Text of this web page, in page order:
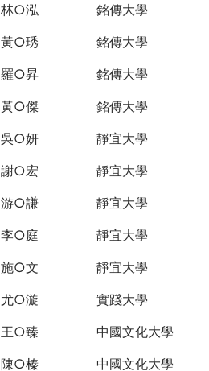
林○泓 銘傳大學
黃○琇 銘傳大學
羅○昇 銘傳大學
黃○傑 銘傳大學
吳○妍 靜宜大學
謝○宏 靜宜大學
游○謙 靜宜大學
李○庭 靜宜大學
施○文 靜宜大學
尤○漩 實踐大學
王○臻 中國文化大學
陳○榛 中國文化大學